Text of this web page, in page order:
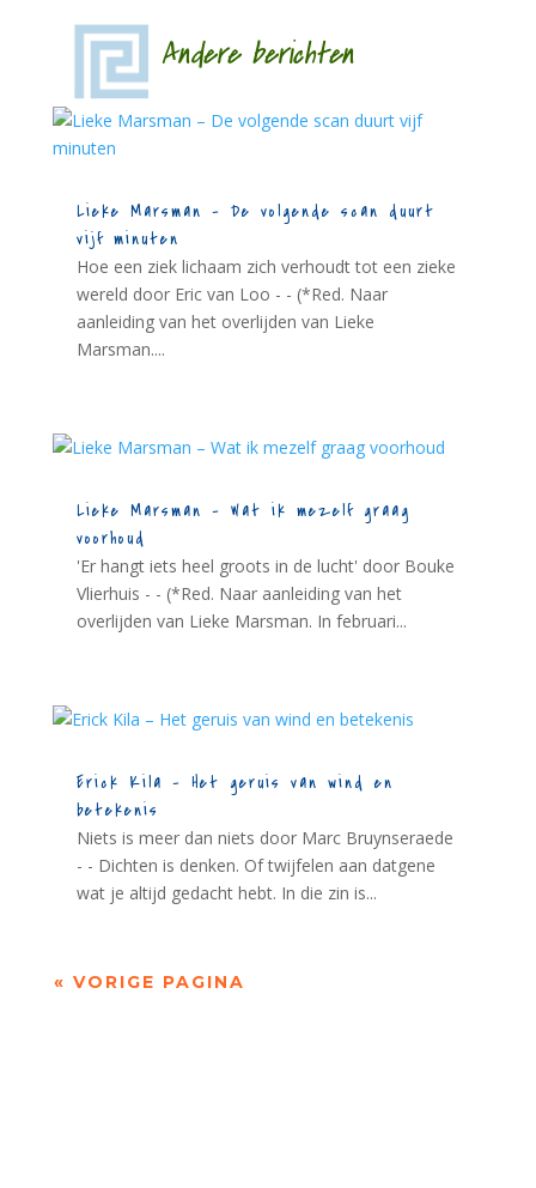
Andere berichten
Lieke Marsman – De volgende scan duurt
vijf minuten
Hoe een ziek lichaam zich verhoudt tot een zieke
wereld door Eric van Loo - - (*Red. Naar
aanleiding van het overlijden van Lieke
Marsman....
Lieke Marsman – Wat ik mezelf graag
voorhoud
'Er hangt iets heel groots in de lucht' door Bouke
Vlierhuis - - (*Red. Naar aanleiding van het
overlijden van Lieke Marsman. In februari...
Erick Kila – Het geruis van wind en
betekenis
Niets is meer dan niets door Marc Bruynseraede
- - Dichten is denken. Of twijfelen aan datgene
wat je altijd gedacht hebt. In die zin is...
« VORIGE PAGINA